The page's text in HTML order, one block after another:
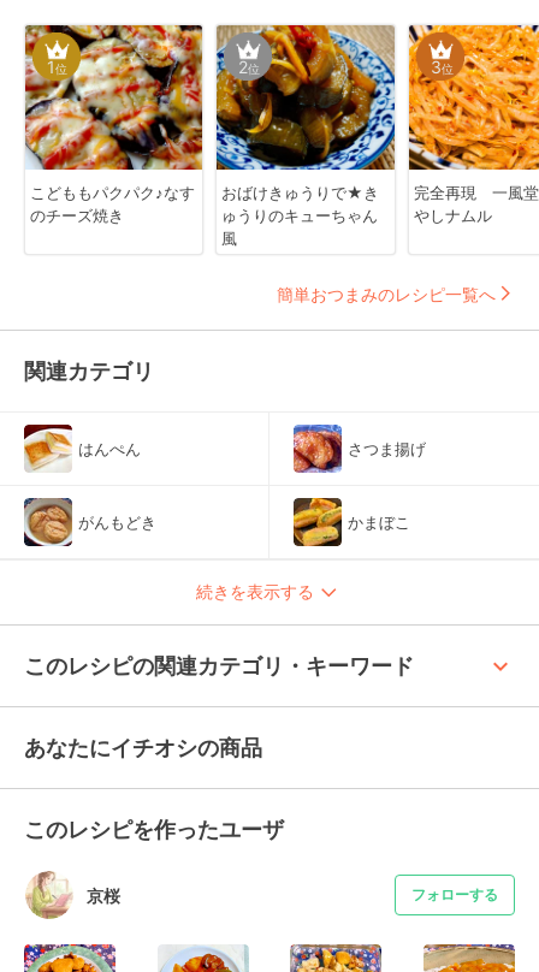
1位
こどももパクパク♪なす
のチーズ焼き
2位
おばけきゅうりで★き
ゅうりのキューちゃん
風
3位
完全再現 一風
やしナムル
簡単おつまみのレシピ一覧へ
関連カテゴリ
はんぺん さつま揚げ
がんもどき かまぼこ
続きを表示する
このレシピの関連カテゴリ・キーワード keyboard_arrow_up
あなたにイチオシの商品
このレシピを作ったユーザ
京桜 フォローする